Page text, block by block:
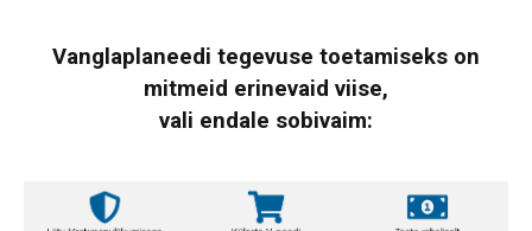
Vanglaplaneedi tegevuse toetamiseks on
mitmeid erinevaid viise,
vali endale sobivaim: